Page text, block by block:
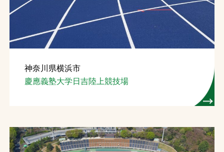
会社概要
検索
お問合せ
プライバシーポリシー
ソーシャルメディアポリシー
神奈川県横浜市
慶應義塾大学日吉陸上競技場